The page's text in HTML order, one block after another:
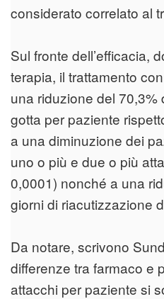
considerato correlato al
Sul fronte dell’efficacia,
terapia, il trattamento
una riduzione del 70,3%
gotta per paziente
a una diminuzione dei
uno o più e due o più
0,0001) nonché a una
giorni di riacutizzazione
Da notare, scrivono
differenze tra farmaco e
attacchi per paziente si